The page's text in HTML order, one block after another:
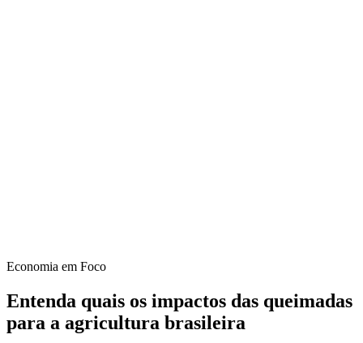
Economia em Foco
Entenda quais os impactos das queimadas
para a agricultura brasileira